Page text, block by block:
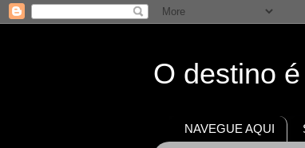
O destino
NAVEGUE AQUI